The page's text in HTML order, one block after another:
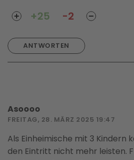
ANTWORTEN
+25 -2
Asoooo
FREITAG, 28. MÄRZ 2025 19:47
Als Einheimische mit 3 Kindern
den Eintritt nicht mehr leisten.